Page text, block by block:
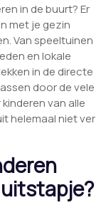
in de buurt? Er
met je gezin
Van speeltuinen
en lokale
in de directe
door de vele
van alle
helemaal niet ver